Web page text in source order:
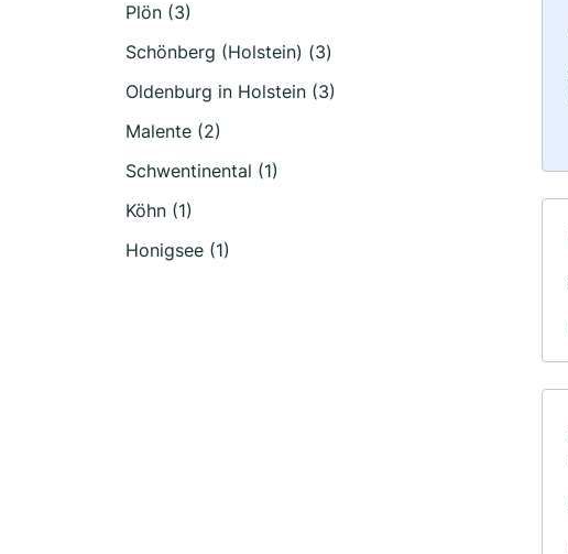
Plön (3)
Schönberg (Holstein) (3)
Oldenburg in Holstein (3)
Malente (2)
Schwentinental (1)
Köhn (1)
Honigsee (1)